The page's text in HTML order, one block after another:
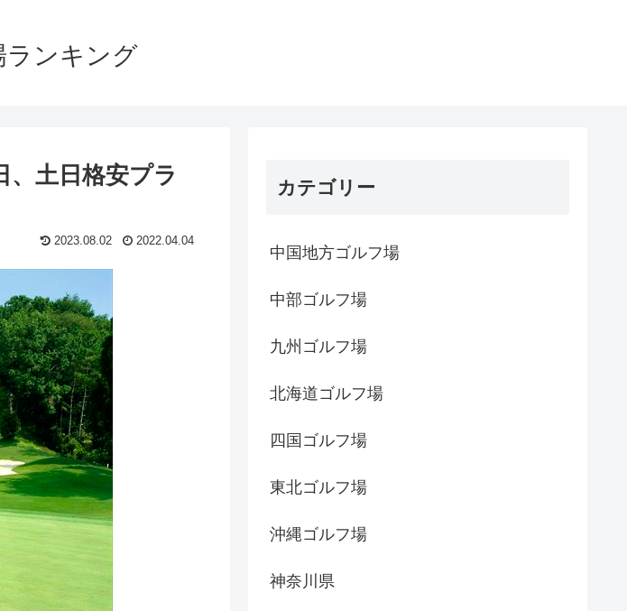
ランキング
土日格安プラ
2023.08.02 2022.04.04
カテゴリー
中国地方ゴルフ場
中部ゴルフ場
九州ゴルフ場
北海道ゴルフ場
四国ゴルフ場
東北ゴルフ場
沖縄ゴルフ場
神奈川県